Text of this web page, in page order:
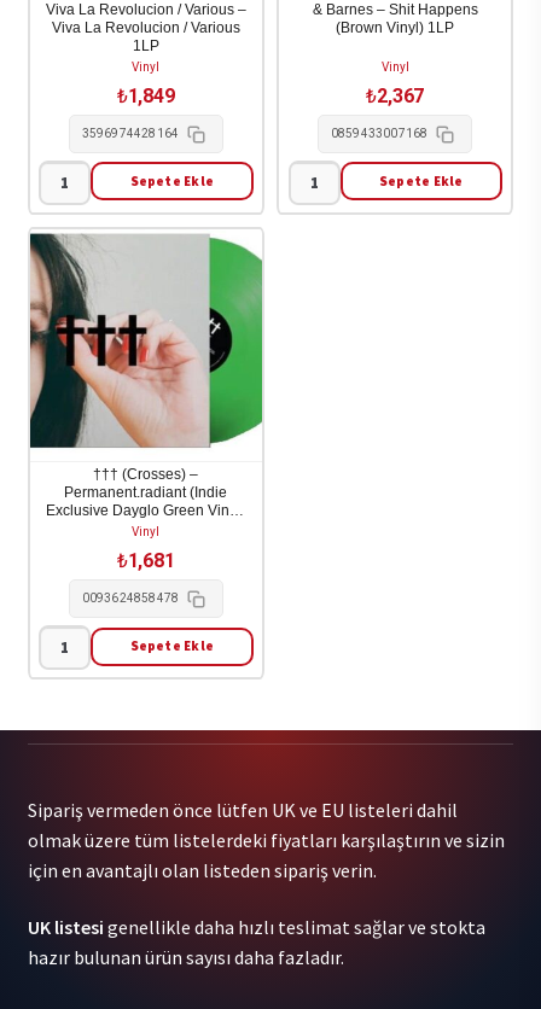
Viva La Revolucion / Various –
Viva La Revolucion / Various
1LP
Vinyl
₺1,849
3596974428164
Viva
La
Revolucion
/
Various
-
Viva
Revolucion
Various
Sepete Ekle
& Barnes – Shit Happens
(Brown Vinyl) 1LP
Vinyl
₺2,367
0859433007168
&
Sepete Ekle
††† (Crosses) –
Permanent.radiant (Indie
Exclusive Dayglo Green Vinyl)
1LP
Vinyl
₺1,681
0093624858478
†††
Permanent.radiant
Exclusive
Dayglo
Green
1LP
adet
Sepete Ekle
Sipariş vermeden önce lütfen UK ve EU listeleri dahil
olmak üzere tüm listelerdeki fiyatları karşılaştırın ve sizin
için en avantajlı olan listeden sipariş verin.
UK listesi genellikle daha hızlı teslimat sağlar ve stokta
hazır bulunan ürün sayısı daha fazladır.